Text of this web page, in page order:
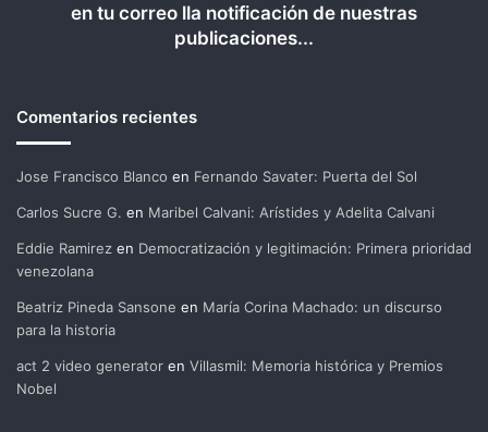
en tu correo lla notificación de nuestras
publicaciones...
Comentarios recientes
Jose Francisco Blanco en Fernando Savater: Puerta del Sol
Carlos Sucre G. en Maribel Calvani: Arístides y Adelita Calvani
Eddie Ramirez en Democratización y legitimación: Primera prioridad
venezolana
Beatriz Pineda Sansone en María Corina Machado: un discurso
para la historia
act 2 video generator en Villasmil: Memoria histórica y Premios
Nobel